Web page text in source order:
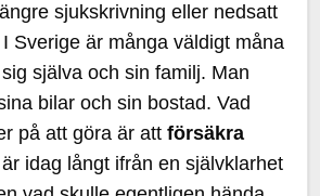
sjukskrivning eller nedsatt
Sverige är många väldigt måna
själva och sin familj. Man
bilar och sin bostad. Vad
på att göra är attförsäkra
idag långt ifrån en självklarhet